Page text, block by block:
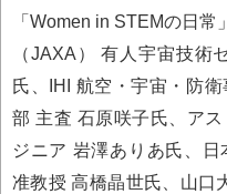
「Women in STEMの日
（JAXA） 有人宇宙技術
氏、IHI 航空・宇宙・防
部 主査 石原咲子氏、ア
ジニア 岩澤ありあ氏、
准教授 高橋晶世氏、山口